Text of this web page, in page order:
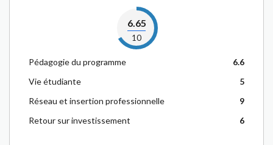
6.65
10
Pédagogie du programme
6.6
Vie étudiante
5
Réseau et insertion professionnelle
9
Retour sur investissement
6